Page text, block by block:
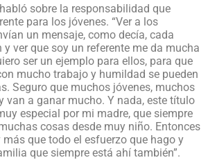
sobre la responsabilidad que
para los jóvenes. “Ver a los
un mensaje, como decía, cada
y ver que soy un referente me da mucha
ser un ejemplo para ellos, para que
mucho trabajo y humildad se pueden
Seguro que muchos jóvenes, muchos
van a ganar mucho. Y nada, este título
especial por mi madre, que siempre
cosas desde muy niño. Entonces
que todo el esfuerzo que hago y
que siempre está ahí también”.